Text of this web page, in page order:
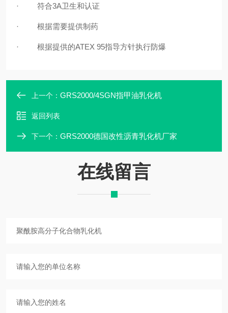
· 符合3A卫生和认证
· 根据需要提供制药
· 根据提供的ATEX 95指导方针执行防爆
上一个： GRS2000/4SGN指甲油乳化机
返回列表
下一个： GRS2000德国改性沥青乳化机厂家
在线留言